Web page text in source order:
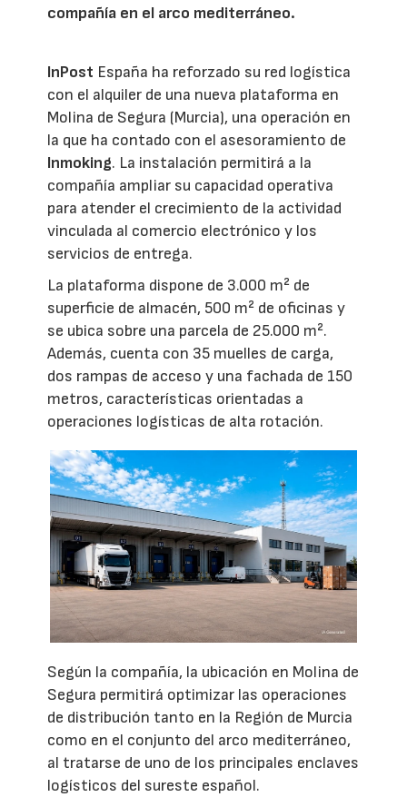
compañía en el arco mediterráneo.
InPost España ha reforzado su red logística
con el alquiler de una nueva plataforma en
Molina de Segura (Murcia), una operación en
la que ha contado con el asesoramiento de
Inmoking. La instalación permitirá a la
compañía ampliar su capacidad operativa
para atender el crecimiento de la actividad
vinculada al comercio electrónico y los
servicios de entrega.
La plataforma dispone de 3.000 m² de
superficie de almacén, 500 m² de oficinas y
se ubica sobre una parcela de 25.000 m².
Además, cuenta con 35 muelles de carga,
dos rampas de acceso y una fachada de 150
metros, características orientadas a
operaciones logísticas de alta rotación.
Según la compañía, la ubicación en Molina de
Segura permitirá optimizar las operaciones
de distribución tanto en la Región de Murcia
como en el conjunto del arco mediterráneo,
al tratarse de uno de los principales enclaves
logísticos del sureste español.